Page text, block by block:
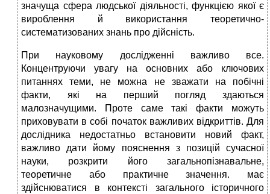
значуща сфера людської діяль­ності, функцією якої є
вироблення й використання теоре­тично-
систематизованих знань про дійсність.
При науковому дослідженні важливо все.
Концентруючи увагу на основних або ключових
питаннях теми, не можна не зважати на побічні
факти, які на перший погляд здаються
малозначущими. Проте саме такі факти можуть
приховувати в собі початок важливих відкриттів. Для
дослідника недостатньо встановити новий факт,
важливо дати йому пояснення з позицій сучасної
науки, розкрити його загальнопізнавальне,
теоретичне або практичне значення. має
здійснюватися в контексті загального історичного